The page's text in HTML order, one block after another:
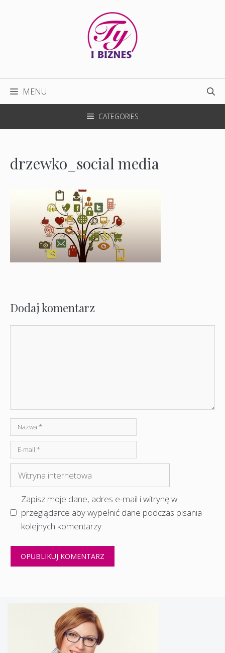
MENU
CATEGORIES
drzewko_social media
Dodaj komentarz
Nazwa
mail
internetowa
Zapisz moje dane, adres e-mail i witrynę w
przeglądarce aby wypełnić dane podczas pisania
kolejnych komentarzy.